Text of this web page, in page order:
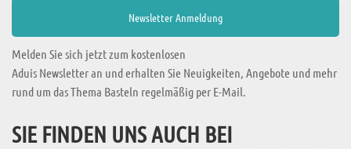
Melden Sie sich jetzt zum kostenlosen
Aduis Newsletter an und erhalten Sie Neuigkeiten, Angebote und mehr
rund um das Thema Basteln regelmäßig per E-Mail.
SIE FINDEN UNS AUCH BEI